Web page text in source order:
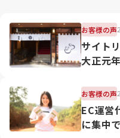
お客様の声
サイト
大正元
お客様の声
EC運営
に集中